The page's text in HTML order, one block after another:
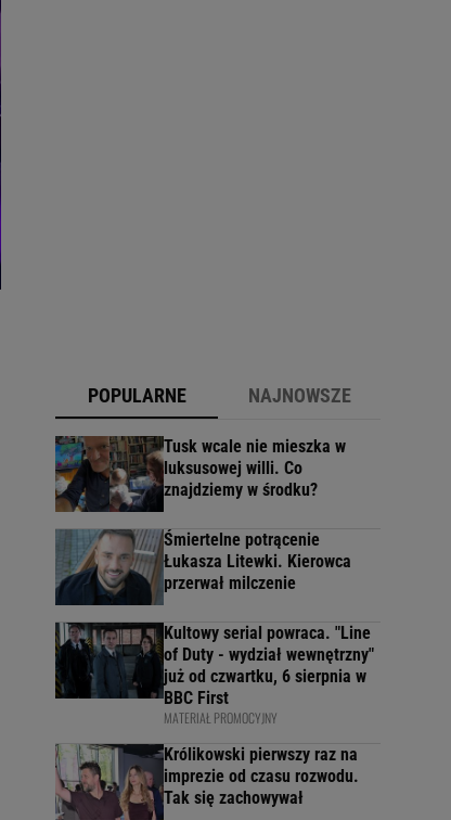
POPULARNE NAJNOWSZE
Tusk wcale nie mieszka w
luksusowej willi. Co
znajdziemy w środku?
Śmiertelne potrącenie
Łukasza Litewki. Kierowca
przerwał milczenie
Kultowy serial powraca. "Line
of Duty - wydział wewnętrzny"
już od czwartku, 6 sierpnia w
BBC First
MATERIAŁ PROMOCYJNY
Królikowski pierwszy raz na
imprezie od czasu rozwodu.
Tak się zachowywał